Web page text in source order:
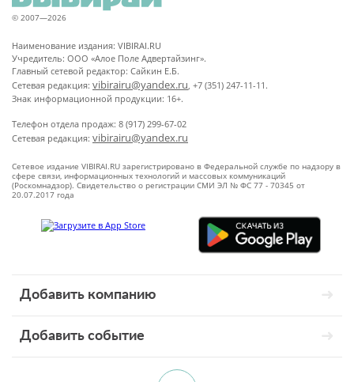
© 2007—2026
Наименование издания: VIBIRAI.RU
Учредитель: ООО «Алое Поле Адвертайзинг».
Главный сетевой редактор: Сайкин Е.Б.
Сетевая редакция: vibirairu@yandex.ru, +7 (351) 247-11-11.
Знак информационной продукции: 16+.
Телефон отдела продаж: 8 (917) 299-67-02
Сетевая редакция: vibirairu@yandex.ru
Сетевое издание VIBIRAI.RU зарегистрировано в Федеральной службе по надзору в
сфере связи, информационных технологий и массовых коммуникаций
(Роскомнадзор). Свидетельство о регистрации СМИ ЭЛ № ФС 77 - 70345 от
20.07.2017 года
Добавить компанию
Добавить событие